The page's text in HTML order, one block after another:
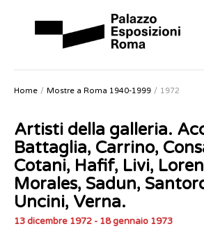
Home Mostre a Roma 1940-1999 1972
Artisti della galleria.
Battaglia, Carrino,
Cotani, Hafif, Livi,
Morales, Sadun,
Uncini, Verna.
13 dicembre 1972 - 18 gennaio 1973